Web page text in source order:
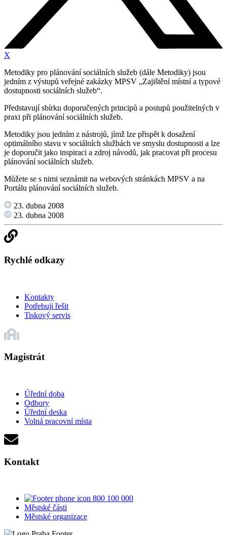
X
Metodiky pro plánování sociálních služeb (dále Metodiky) jsou
jedním z výstupů veřejné zakázky MPSV „Zajištění místní a typové
dostupnosti sociálních služeb“.
Představují sbírku doporučených principů a postupů použitelných v
praxi při plánování sociálních služeb.
Metodiky jsou jedním z nástrojů, jímž lze přispět k dosažení
optimálního stavu v sociálních službách ve smyslu dostupnosti a lze
je doporučit jako inspiraci a zdroj návodů, jak pracovat při procesu
plánování sociálních služeb.
Můžete se s nimi seznámit na webových stránkách MPSV a na
Portálu plánování sociálních služeb.
23. dubna 2008
23. dubna 2008
Rychlé odkazy
Kontakty
Potřebuji řešit
Tiskový servis
Magistrát
Úřední doba
Odbory
Úřední deska
Volná pracovní místa
Kontakt
800 100 000
Městské části
Městské organizace